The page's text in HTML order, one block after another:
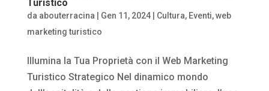
Turistico
da abouterracina Gen 11, 2024| Cultura, Eventi,web
marketing turistico
Illumina la Tua Proprietà con il Web Marketing
Turistico Strategico Nel dinamico mondo